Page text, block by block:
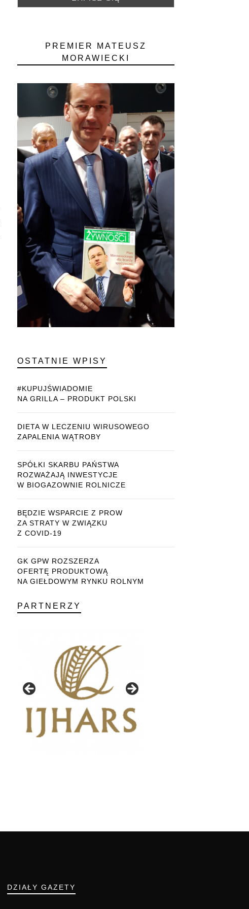
PREMIER MATEUSZ
MORAWIECKI
OSTATNIE WPISY
#KUPUJŚWIADOMIE
NA GRILLA – PRODUKT POLSKI
DIETA W LECZENIU WIRUSOWEGO
ZAPALENIA WĄTROBY
SPÓŁKI SKARBU PAŃSTWA
ROZWAŻAJĄ INWESTYCJE
W BIOGAZOWNIE ROLNICZE
BĘDZIE WSPARCIE Z PROW
ZA STRATY W ZWIĄZKU
Z COVID-19
GK GPW ROZSZERZA
OFERTĘ PRODUKTOWĄ
NA GIEŁDOWYM RYNKU ROLNYM
PARTNERZY
DZIAŁY GAZETY